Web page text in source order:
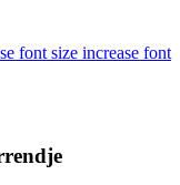
increase font